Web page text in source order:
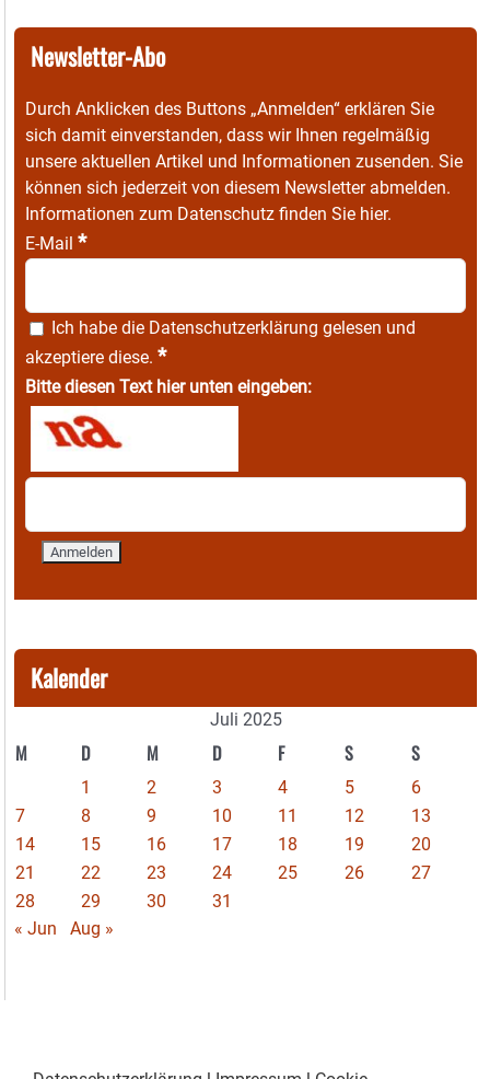
Newsletter-Abo
Durch Anklicken des Buttons „Anmelden“ erklären Sie
sich damit einverstanden, dass wir Ihnen regelmäßig
unsere aktuellen Artikel und Informationen zusenden. Sie
können sich jederzeit von diesem Newsletter abmelden.
Informationen zum Datenschutz finden Sie hier.
E-Mail *
Ich habe die Datenschutzerklärung gelesen und
akzeptiere diese. *
Bitte diesen Text hier unten eingeben:
Kalender
Juli 2025
M D M D F S S
1 2 3 4 5
6
7
8 9 10 11 12
13
14
15 16 17 18 19
20
21
22 23 24 25 26
27
28
29 30
31
« Jun
Aug »